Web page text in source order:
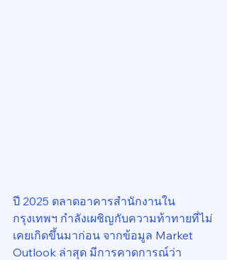
ปี 2025 ตลาดอาคารสำนักงานใน
กรุงเทพฯ กำลังเผชิญกับความท้าทายที่ไม่
เคยเกิดขึ้นมาก่อน จากข้อมูล Market
Outlook ล่าสุด มีการคาดการณ์ว่า